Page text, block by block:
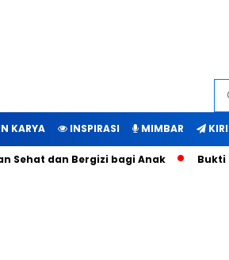
KARYA INSPIRASI MIMBAR
dan Bergizi bagi Anak Bukti